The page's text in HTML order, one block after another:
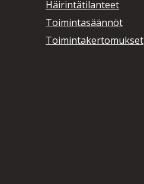
Häirintätilanteet
Toimintasäännöt
Toimintakertomukset